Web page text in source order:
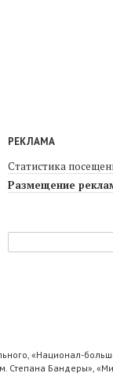
РЕКЛАМА
Статистика
Размещение
«Национал-
Степана Бандеры»,